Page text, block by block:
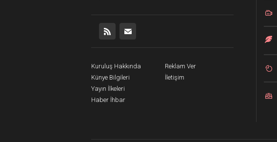
Kuruluş Hakkında
Künye Bilgileri
Yayın İlkeleri
Haber İhbar
Reklam Ver
İletişim